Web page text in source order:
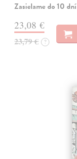
Zasielame do 10 dní
23,08 €
23,79 € ?